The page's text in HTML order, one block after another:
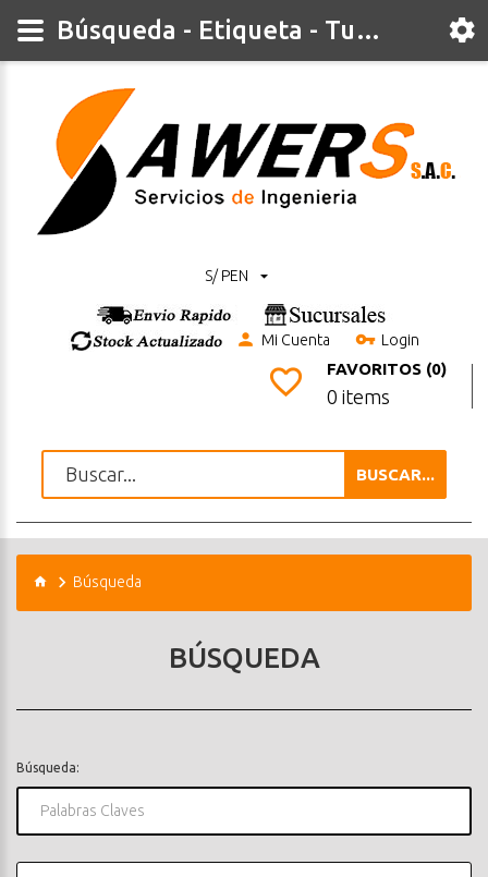
S/ PEN
Mi Cuenta Login
FAVORITOS (0)
0 items
BUSCAR...
Búsqueda
BÚSQUEDA
Búsqueda:
Búsqueda - Etiqueta - Tungsteno